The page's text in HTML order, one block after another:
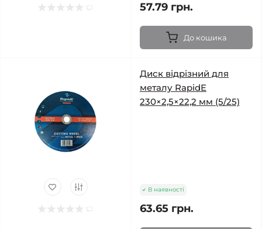
57.79 грн.
До кошика
Диск відрізний для
металу RapidE
230×2,5×22,2 мм (5/25)
В наявності
63.65 грн.